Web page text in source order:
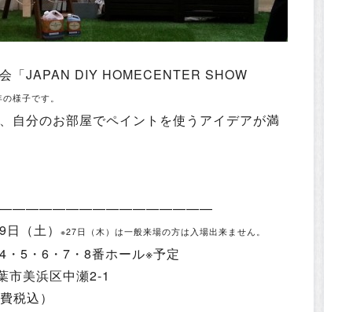
「JAPAN DIY HOMECENTER SHOW
様子です。
自分のお部屋でペイントを使うアイデアが満
（土）
※27日（木）は一般来場の方は入場出来ません。
5・6・7・8番ホール※予定
美浜区中瀬2-1
込）